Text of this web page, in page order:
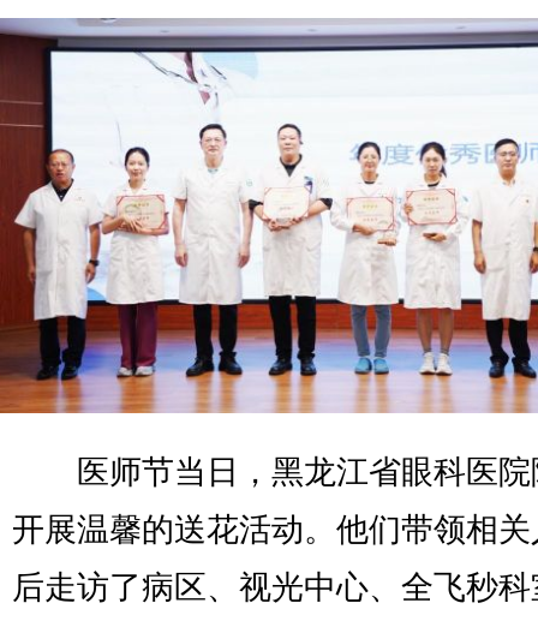
医师节当日，黑龙江省眼科医院
开展温馨的送花活动。他们带领相
后走访了病区、视光中心、全飞秒